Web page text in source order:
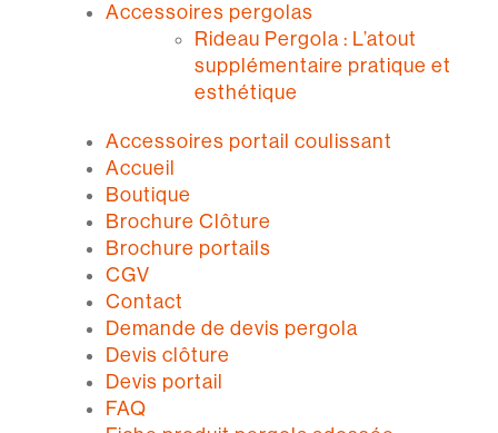
Accessoires pergolas
Rideau Pergola : L’atout
supplémentaire pratique et
esthétique
Accessoires portail coulissant
Accueil
Boutique
Brochure Clôture
Brochure portails
CGV
Contact
Demande de devis pergola
Devis clôture
Devis portail
FAQ